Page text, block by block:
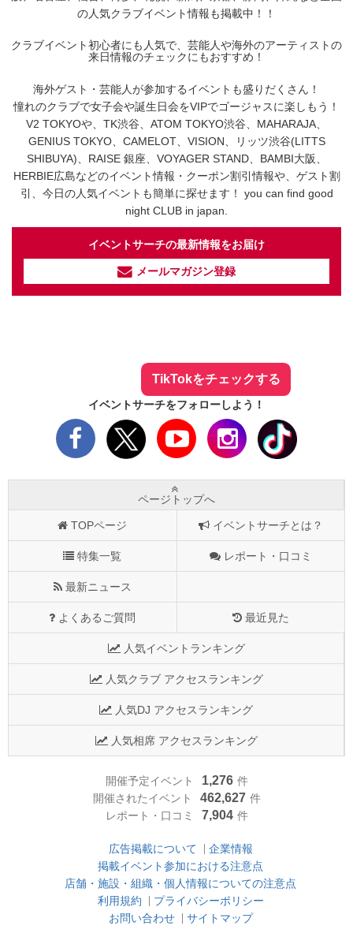
の人気クラブイベント情報も掲載中！！
クラブイベント初心者にも人気で、芸能人や海外のアーティストの
来日情報のチェックにもおすすめ！
海外ゲスト・芸能人が参加するイベントも盛りだくさん！
憧れのクラブで女子会や誕生日会をVIPでゴージャスに楽しもう！
V2 TOKYOや、TK渋谷、ATOM TOKYO渋谷、MAHARAJA、
GENIUS TOKYO、CAMELOT、VISION、リッツ渋谷(LITTS
SHIBUYA)、RAISE 銀座、VOYAGER STAND、BAMBI大阪、
HERBIE広島などのイベント情報・クーポン割引情報や、ゲスト割
引、今日の人気イベントも簡単に探せます！ you can find good
night CLUB in japan.
イベントサーチの最新情報をお届け
メールマガジン登録
TikTokをチェックする
イベントサーチをフォローしよう！
ページトップへ
TOPページ イベントサーチとは？
特集一覧 レポート・口コミ
最新ニュース
よくあるご質問 最近見た
人気イベントランキング
人気クラブ アクセスランキング
人気DJ アクセスランキング
人気相席 アクセスランキング
開催予定イベント 1,276 件
開催されたイベント
462,627 件
レポート・口コミ
7,904 件
広告掲載について
企業情報
掲載イベント参加における注意点
店舗・施設・組織・個人情報についての注意点
利用規約
プライバシーポリシー
お問い合わせ
サイトマップ